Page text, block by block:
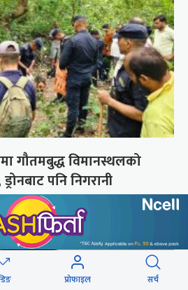
गौतमबुद्ध विमानस्थलको
पनि निगरानी
प्रोफाइल सर्च